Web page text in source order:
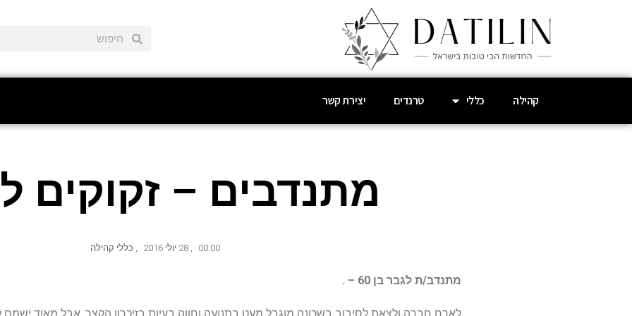
קהילה כללי טרנדים יצירת קשר
מתנדבים – זקוקים
00:00
,
, כללי קהילה
מתנדב/ת לגבר בן 60 – .